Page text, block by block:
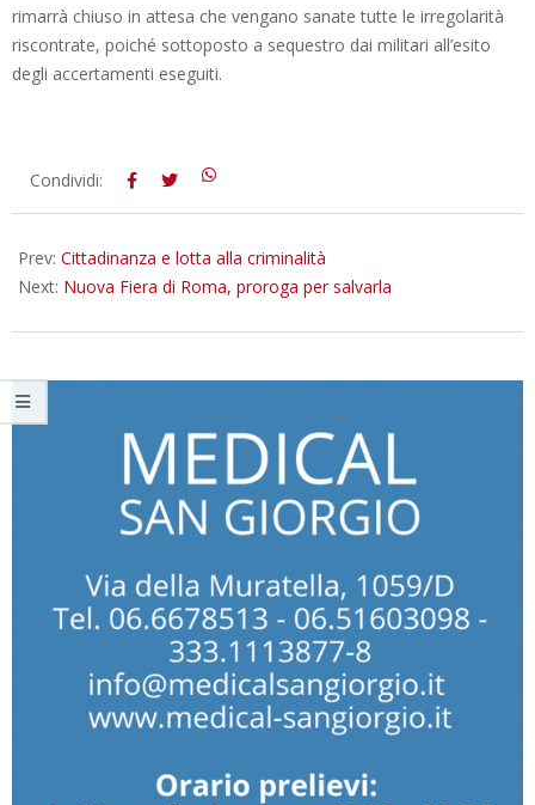
rimarrà chiuso in attesa che vengano sanate tutte le irregolarità
riscontrate, poiché sottoposto a sequestro dai militari all’esito
degli accertamenti eseguiti.
2016-
Condividi:
Prev: Cittadinanza e lotta alla criminalità
Next: Nuova Fiera di Roma, proroga per salvarla